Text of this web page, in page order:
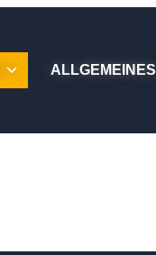
ALLGEMEINES